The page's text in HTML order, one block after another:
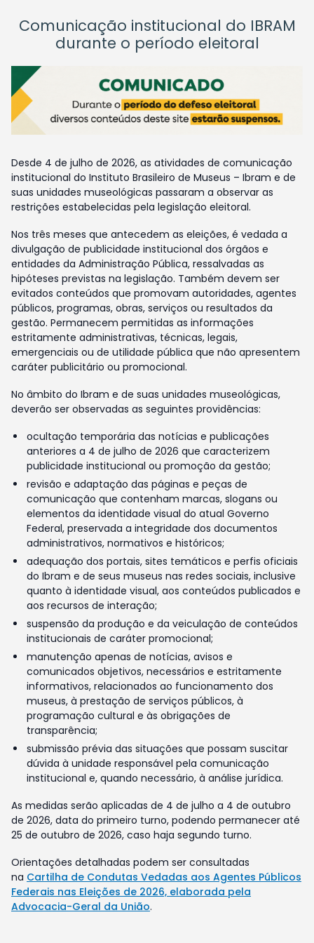
Comunicação institucional do IBRAM
durante o período eleitoral
Desde 4 de julho de 2026, as atividades de comunicação
institucional do Instituto Brasileiro de Museus – Ibram e de
suas unidades museológicas passaram a observar as
restrições estabelecidas pela legislação eleitoral.
Nos três meses que antecedem as eleições, é vedada a
divulgação de publicidade institucional dos órgãos e
entidades da Administração Pública, ressalvadas as
hipóteses previstas na legislação. Também devem ser
evitados conteúdos que promovam autoridades, agentes
públicos, programas, obras, serviços ou resultados da
gestão. Permanecem permitidas as informações
estritamente administrativas, técnicas, legais,
emergenciais ou de utilidade pública que não apresentem
caráter publicitário ou promocional.
No âmbito do Ibram e de suas unidades museológicas,
deverão ser observadas as seguintes providências:
ocultação temporária das notícias e publicações
anteriores a 4 de julho de 2026 que caracterizem
publicidade institucional ou promoção da gestão;
revisão e adaptação das páginas e peças de
comunicação que contenham marcas, slogans ou
elementos da identidade visual do atual Governo
Federal, preservada a integridade dos documentos
administrativos, normativos e históricos;
adequação dos portais, sites temáticos e perfis oficiais
do Ibram e de seus museus nas redes sociais, inclusive
quanto à identidade visual, aos conteúdos publicados e
aos recursos de interação;
suspensão da produção e da veiculação de conteúdos
institucionais de caráter promocional;
manutenção apenas de notícias, avisos e
comunicados objetivos, necessários e estritamente
informativos, relacionados ao funcionamento dos
museus, à prestação de serviços públicos, à
programação cultural e às obrigações de
transparência;
submissão prévia das situações que possam suscitar
dúvida à unidade responsável pela comunicação
institucional e, quando necessário, à análise jurídica.
As medidas serão aplicadas de 4 de julho a 4 de outubro
de 2026, data do primeiro turno, podendo permanecer até
25 de outubro de 2026, caso haja segundo turno.
Orientações detalhadas podem ser consultadas
na Cartilha de Condutas Vedadas aos Agentes Públicos
Federais nas Eleições de 2026, elaborada pela
Advocacia-Geral da União.